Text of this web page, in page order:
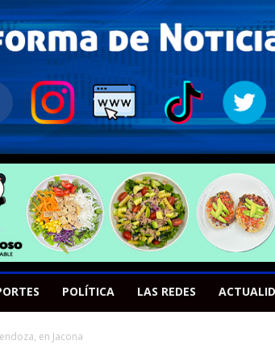
POLÍTICA LAS REDES
en Jacona